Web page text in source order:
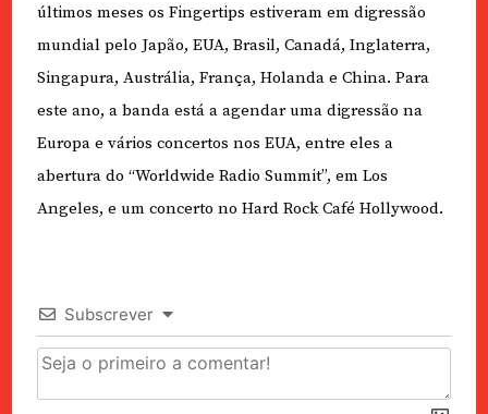
últimos meses os Fingertips estiveram em digressão
mundial pelo Japão, EUA, Brasil, Canadá, Inglaterra,
Singapura, Austrália, França, Holanda e China. Para
este ano, a banda está a agendar uma digressão na
Europa e vários concertos nos EUA, entre eles a
abertura do “Worldwide Radio Summit”, em Los
Angeles, e um concerto no Hard Rock Café Hollywood.
Subscrever